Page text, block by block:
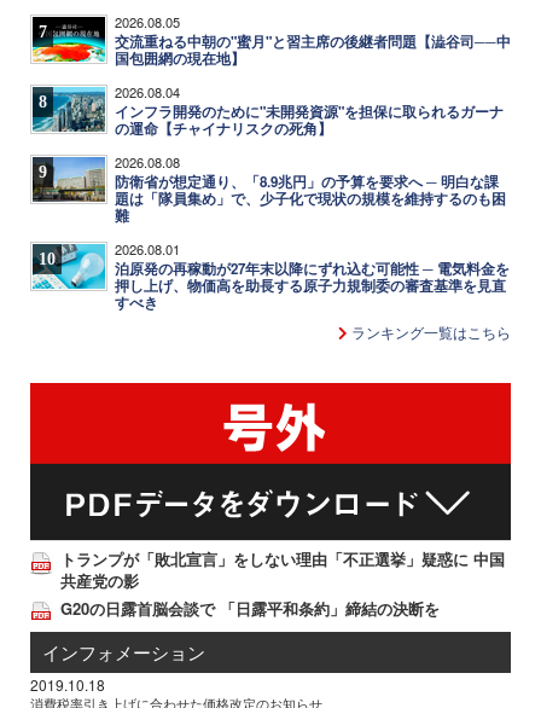
7 2026.08.05
交流重ねる中朝の"蜜月"と習主席の後継者問題【澁谷司──中
国包囲網の現在地】
8 2026.08.04
インフラ開発のために"未開発資源"を担保に取られるガーナ
の運命【チャイナリスクの死角】
9 2026.08.08
防衛省が想定通り、「8.9兆円」の予算を要求へ ─ 明白な課
題は「隊員集め」で、少子化で現状の規模を維持するのも困
難
10 2026.08.01
泊原発の再稼動が27年末以降にずれ込む可能性 ─ 電気料金を
押し上げ、物価高を助長する原子力規制委の審査基準を見直
すべき
ランキング一覧はこちら
トランプが「敗北宣言」をしない理由「不正選挙」疑惑に 中国
共産党の影
G20の日露首脳会談で 「日露平和条約」締結の決断を
インフォメーション
2019.10.18
消費税率引き上げに合わせた価格改定のお知らせ